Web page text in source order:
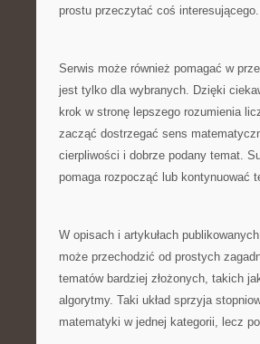
prostu przeczytać coś interesującego.
Serwis może również pomagać w
jest tylko dla wybranych. Dzięki
krok w stronę lepszego rozumienia
zacząć dostrzegać sens
cierpliwości i dobrze podany temat.
pomaga rozpocząć lub kontynuować
W opisach i artykułach
może przechodzić od prostych
tematów bardziej złożonych, takich
algorytmy. Taki układ sprzyja
matematyki w jednej kategorii, lecz